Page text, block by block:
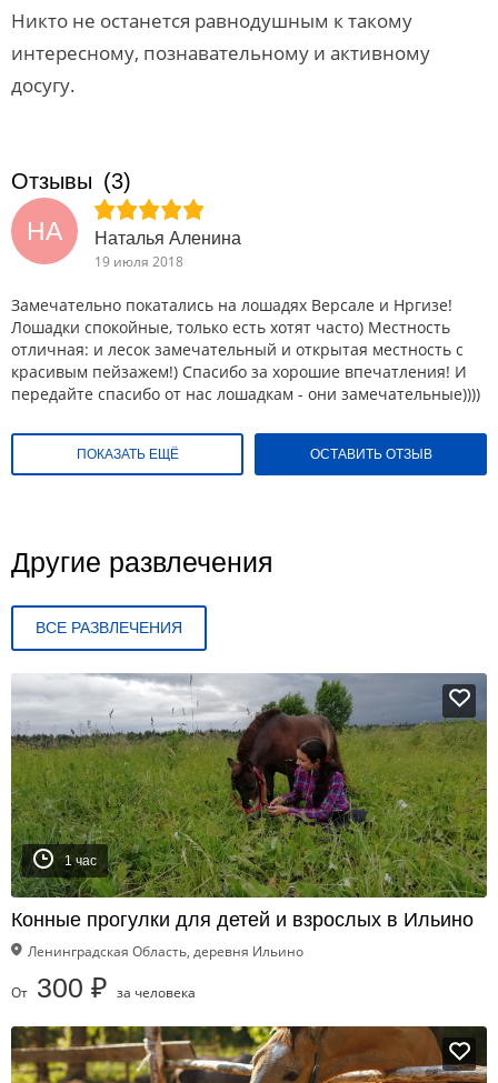
Никто не останется равнодушным к такому
интересному, познавательному и активному
досугу.
Отзывы (3)
НА
Наталья Аленина
19 июля 2018
Замечательно покатались на лошадях Версале и Нргизе!
Лошадки спокойные, только есть хотят часто) Местность
отличная: и лесок замечательный и открытая местность с
красивым пейзажем!) Спасибо за хорошие впечатления! И
передайте спасибо от нас лошадкам - они замечательные))))
ПОКАЗАТЬ ЕЩЁ ОСТАВИТЬ ОТЗЫВ
Другие развлечения
ВСЕ РАЗВЛЕЧЕНИЯ
1 час
Конные прогулки для детей и взрослых в Ильино
Ленинградская Область, деревня Ильино
От 300 ₽ за человека